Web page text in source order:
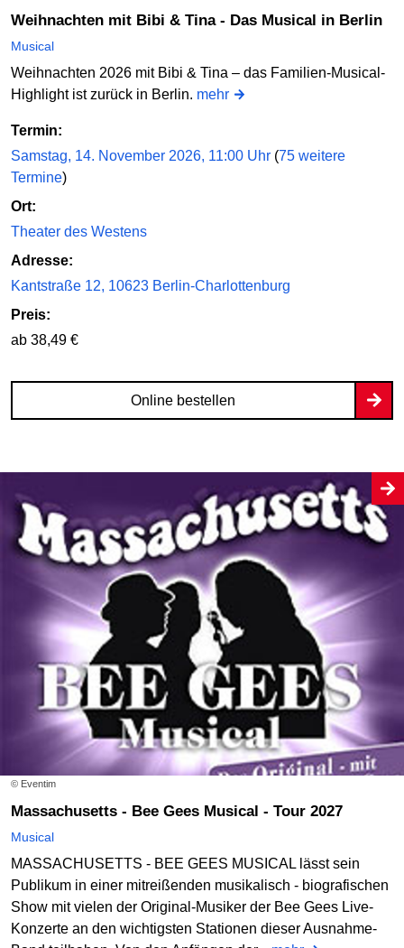
Weihnachten mit Bibi & Tina - Das Musical in Berlin
Musical
Weihnachten 2026 mit Bibi & Tina – das Familien-Musical-
Highlight ist zurück in Berlin. mehr
Termin:
Samstag, 14. November 2026, 11:00 Uhr (75 weitere
Termine)
Ort:
Theater des Westens
Adresse:
Kantstraße 12, 10623 Berlin-Charlottenburg
Preis:
ab 38,49 €
Online bestellen
© Eventim
Massachusetts - Bee Gees Musical - Tour 2027
Musical
MASSACHUSETTS - BEE GEES MUSICAL lässt sein
Publikum in einer mitreißenden musikalisch - biografischen
Show mit vielen der Original-Musiker der Bee Gees Live-
Konzerte an den wichtigsten Stationen dieser Ausnahme-